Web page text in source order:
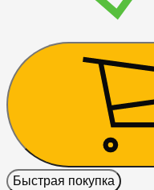
Быстрая покупка